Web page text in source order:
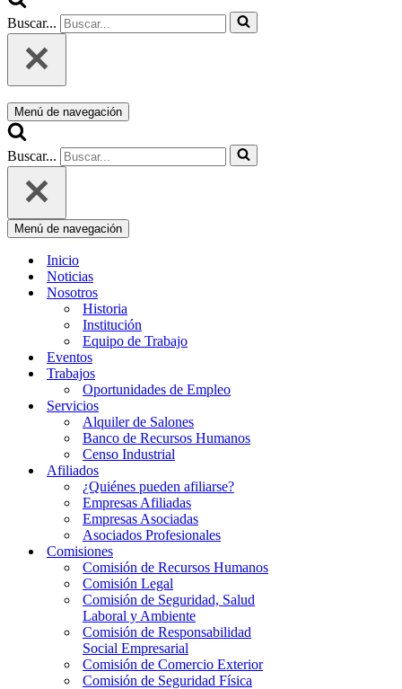
Buscar...
Menú de navegación
Buscar...
Menú de navegación
Inicio
Noticias
Nosotros
Historia
Institución
Equipo de Trabajo
Eventos
Trabajos
Oportunidades de Empleo
Servicios
Alquiler de Salones
Banco de Recursos Humanos
Censo Industrial
Afiliados
¿Quiénes pueden afiliarse?
Empresas Afiliadas
Empresas Asociadas
Asociados Profesionales
Comisiones
Comisión de Recursos Humanos
Comisión Legal
Comisión de Seguridad, Salud
Laboral y Ambiente
Comisión de Responsabilidad
Social Empresarial
Comisión de Comercio Exterior
Comisión de Seguridad Física